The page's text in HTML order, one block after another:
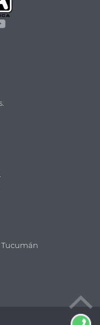
Tucumán